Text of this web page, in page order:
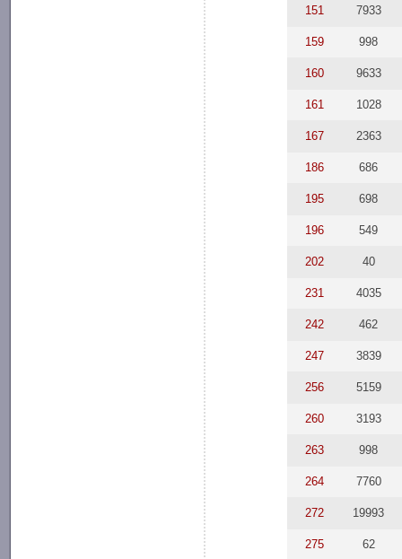
151 7933
159 998
160 9633
161 1028
167 2363
186 686
195 698
196 549
202 40
231 4035
242 462
247 3839
256 5159
260 3193
263 998
264 7760
272 19993
275 62